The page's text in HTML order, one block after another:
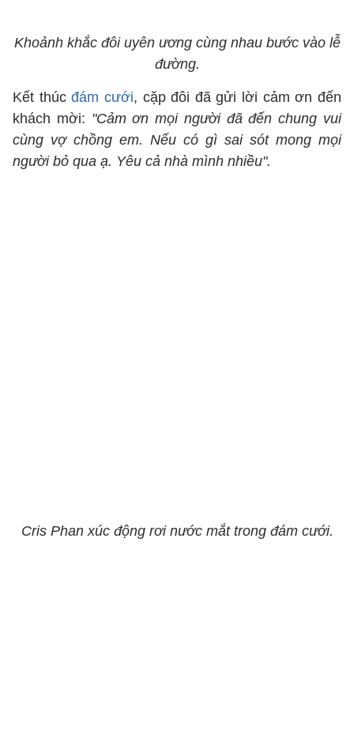
Khoảnh khắc đôi uyên ương cùng nhau bước vào lễ
đường.
Kết thúcđám cưới, cặp đôi đã gửi lời cảm ơn đến
khách mời: "Cảm ơn mọi người đã đến chung vui
cùng vợ chồng em. Nếu có gì sai sót mong mọi
người bỏ qua ạ. Yêu cả nhà mình nhiều".
Cris Phan xúc động rơi nước mắt trong đám cưới.